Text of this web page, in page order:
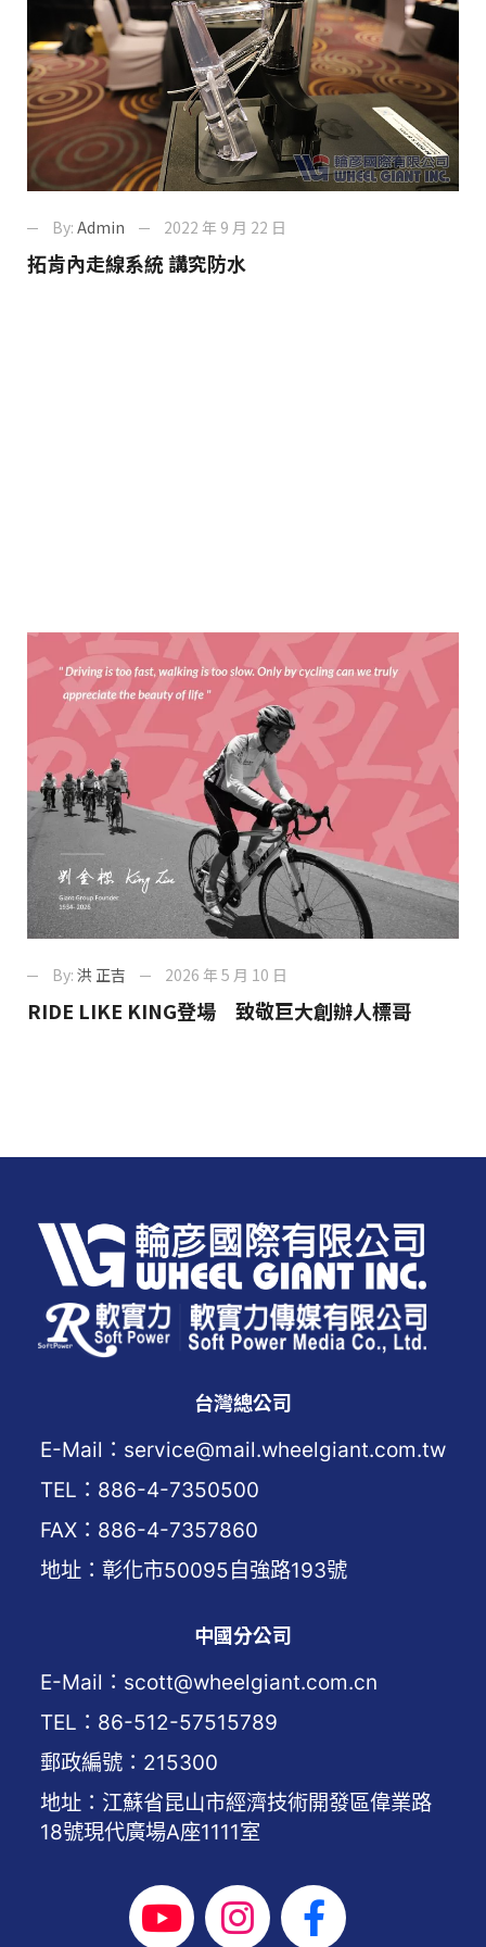
By: Admin 2022 年 9 月 22 日
拓肯內走線系統 講究防水
By: 洪 正吉 2026 年 5 月 10 日
RIDE LIKE KING登場 致敬巨大創辦人標哥
台灣總公司
E-Mail：service@mail.wheelgiant.com.tw
TEL：886-4-7350500
FAX：886-4-7357860
地址：彰化市50095自強路193號
中國分公司
E-Mail：scott@wheelgiant.com.cn
TEL：86-512-57515789
郵政編號：215300
地址：江蘇省昆山市經濟技術開發區偉業路
18號現代廣場A座1111室